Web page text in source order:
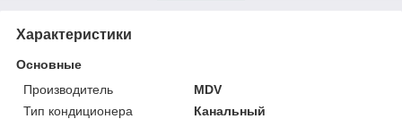
Характеристики
Основные
Производитель
MDV
Тип кондиционера
Канальный